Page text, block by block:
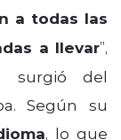
a todas las
a llevar”,
surgió del
Según su
, lo que